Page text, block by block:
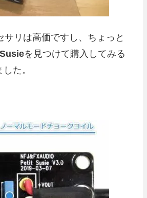
サリは高価ですし、ちょっと
を見つけて購入してみる
た。